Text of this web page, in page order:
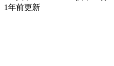
1年前更新